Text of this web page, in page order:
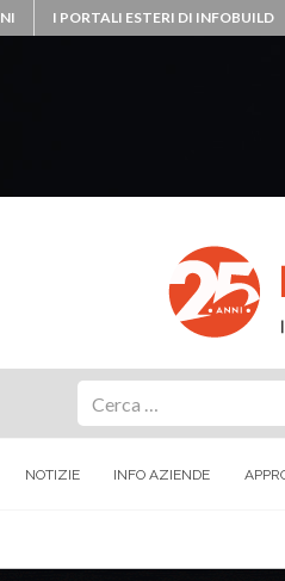
I PORTALI ESTERI DI INFOBUILD
NOTIZIE INFO AZIENDE